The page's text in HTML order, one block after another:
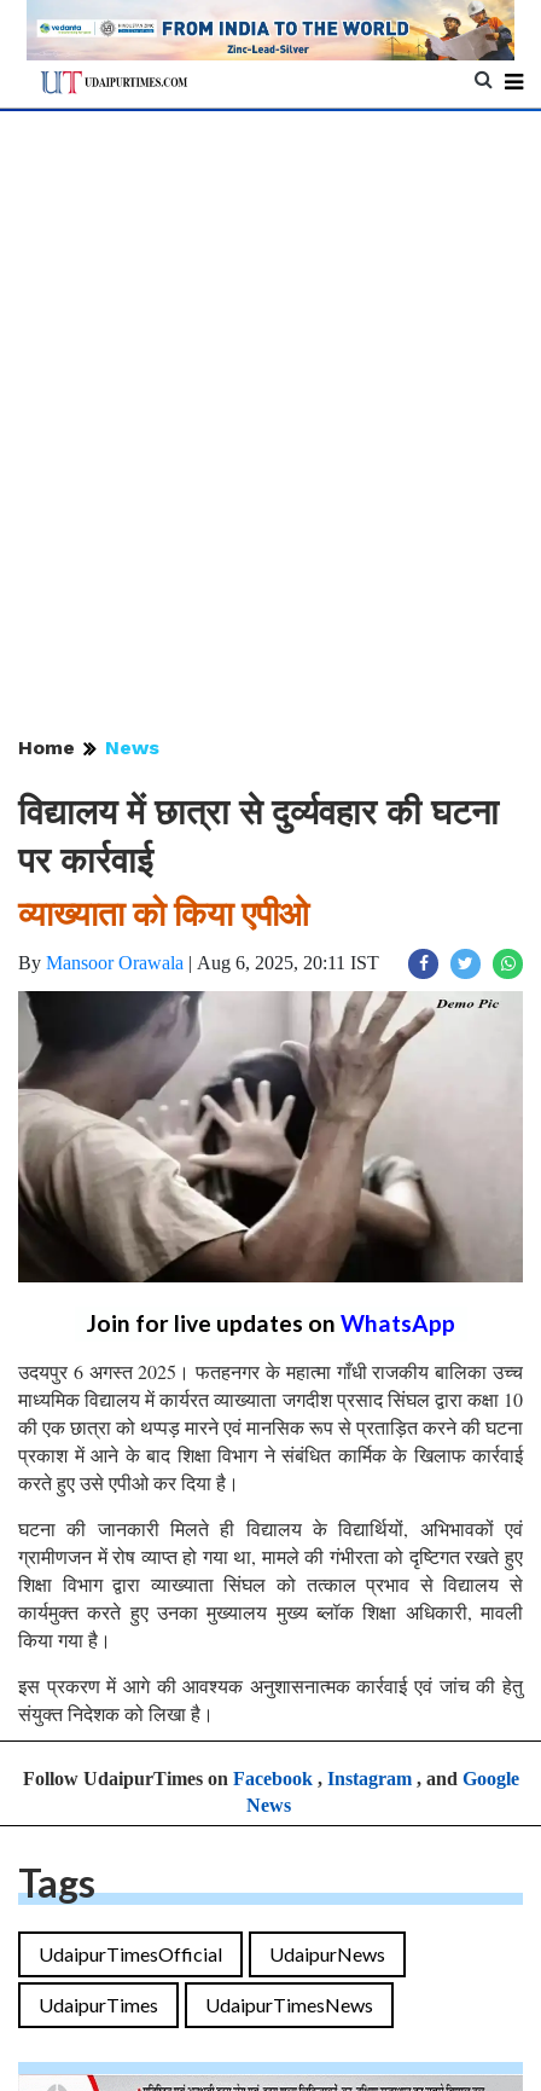
Home News
विद्यालय में छात्रा से दुर्व्यवहार की घटना
पर कार्रवाई
व्याख्याता को किया एपीओ
By Mansoor Orawala | Aug 6, 2025, 20:11 IST
Join for live updates on WhatsApp
उदयपुर 6 अगस्त 2025। फतहनगर के महात्मा गाँधी राजकीय बालिका उच्च
माध्यमिक विद्यालय में कार्यरत व्याख्याता जगदीश प्रसाद सिंघल द्वारा कक्षा 10
की एक छात्रा को थप्पड़ मारने एवं मानसिक रूप से प्रताड़ित करने की घटना
प्रकाश में आने के बाद शिक्षा विभाग ने संबंधित कार्मिक के खिलाफ कार्रवाई
करते हुए उसे एपीओ कर दिया है।
घटना की जानकारी मिलते ही विद्यालय के विद्यार्थियों, अभिभावकों एवं
ग्रामीणजन में रोष व्याप्त हो गया था, मामले की गंभीरता को दृष्टिगत रखते हुए
शिक्षा विभाग द्वारा व्याख्याता सिंघल को तत्काल प्रभाव से विद्यालय से
कार्यमुक्त करते हुए उनका मुख्यालय मुख्य ब्लॉक शिक्षा अधिकारी, मावली
किया गया है।
इस प्रकरण में आगे की आवश्यक अनुशासनात्मक कार्रवाई एवं जांच की हेतु
संयुक्त निदेशक को लिखा है।
Follow UdaipurTimes on Facebook, Instagram, and Google
News
Tags
UdaipurTimesOfficial UdaipurNews
UdaipurTimes UdaipurTimesNews